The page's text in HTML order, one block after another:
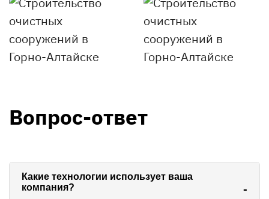
Вопрос-ответ
Какие технологии использует ваша
компания?